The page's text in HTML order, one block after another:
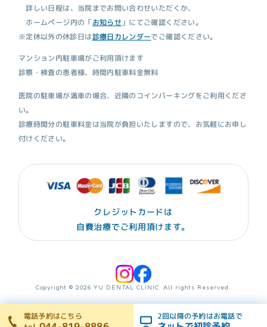
電話予約はこちら 2回以降の予約はお電話で
詳しい日程は、当院までお問い合わせいただくか、
ホームページ内の「お知らせ 」にてご確認ください。
※定休以外の休診日は診療日カレンダーでご確認ください。
マンション内駐車場がご利用頂けます
診察・検査の患者様、時間内駐車料金無料
医院の駐車場が満車の場合、近隣のコインパーキングをご利用くださ
い。
診療時間分の駐車料金は当院が負担いたしますので、お気軽にお申し
付けください。
クレジットカードは
自費治療でご利用頂けます。
Copyright © 2026 YU DENTAL CLINIC. All rights Reserved.